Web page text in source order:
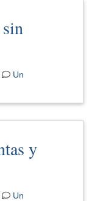
Un
y
Un